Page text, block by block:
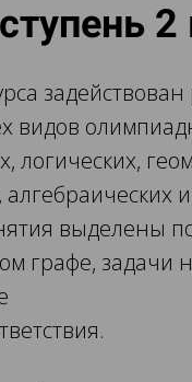
2
видов
логических,
выделены
графе, задачи